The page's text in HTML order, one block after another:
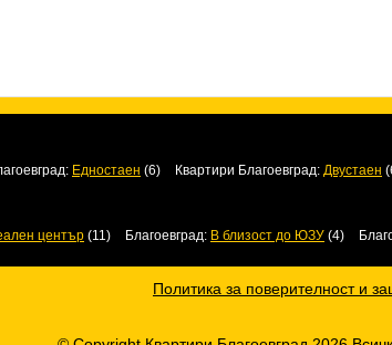
Едностаен (6) Квартири Благоевград: Двустаен
център (11) Благоевград: В близост до ЮЗУ (4)
Политика за поверителност и